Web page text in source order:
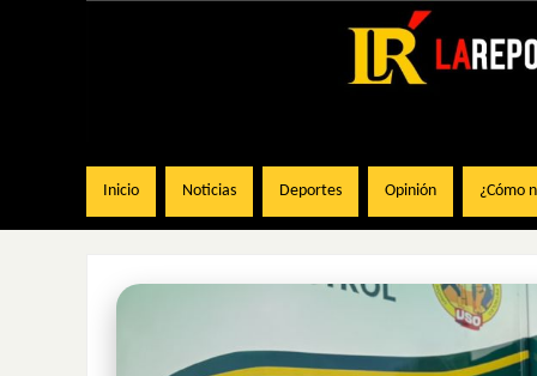
Inicio Noticias Deportes Opinión ¿Cómo